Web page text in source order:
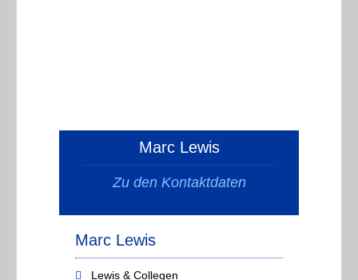
Marc Lewis
Zu den Kontaktdaten
Marc Lewis
Lewis & Collegen